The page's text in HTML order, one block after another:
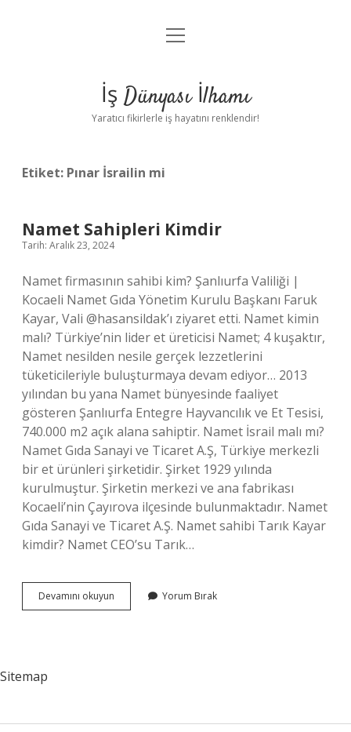
Anasayfa
Yasal Uyarı
menüyü
İş Dünyası İlhamı
Yaratıcı fikirlerle iş hayatını renklendir!
Etiket: Pınar İsrailin mi
Namet Sahipleri Kimdir
Tarih: Aralık 23, 2024
Namet firmasının sahibi kim? Şanlıurfa Valiliği |
Kocaeli Namet Gıda Yönetim Kurulu Başkanı Faruk
Kayar, Vali @hasansildak’ı ziyaret etti. Namet kimin
malı? Türkiye’nin lider et üreticisi Namet; 4 kuşaktır,
Namet nesilden nesile gerçek lezzetlerini
tüketicileriyle buluşturmaya devam ediyor… 2013
yılından bu yana Namet bünyesinde faaliyet
gösteren Şanlıurfa Entegre Hayvancılık ve Et Tesisi,
740.000 m2 açık alana sahiptir. Namet İsrail malı mı?
Namet Gıda Sanayi ve Ticaret A.Ş, Türkiye merkezli
bir et ürünleri şirketidir. Şirket 1929 yılında
kurulmuştur. Şirketin merkezi ve ana fabrikası
Kocaeli’nin Çayırova ilçesinde bulunmaktadır. Namet
Gıda Sanayi ve Ticaret A.Ş. Namet sahibi Tarık Kayar
kimdir? Namet CEO’su Tarık…
Devamını okuyun
Sahipleri
Yorum Bırak
Sitemap